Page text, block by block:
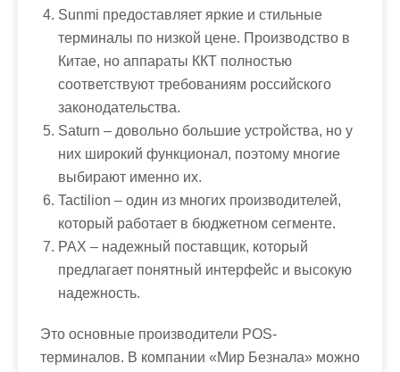
Sunmi предоставляет яркие и стильные
терминалы по низкой цене. Производство в
Китае, но аппараты ККТ полностью
соответствуют требованиям российского
законодательства.
Saturn – довольно большие устройства, но у
них широкий функционал, поэтому многие
выбирают именно их.
Tactilion – один из многих производителей,
который работает в бюджетном сегменте.
PAX – надежный поставщик, который
предлагает понятный интерфейс и высокую
надежность.
Это основные производители POS-
терминалов. В компании «Мир Безнала» можно